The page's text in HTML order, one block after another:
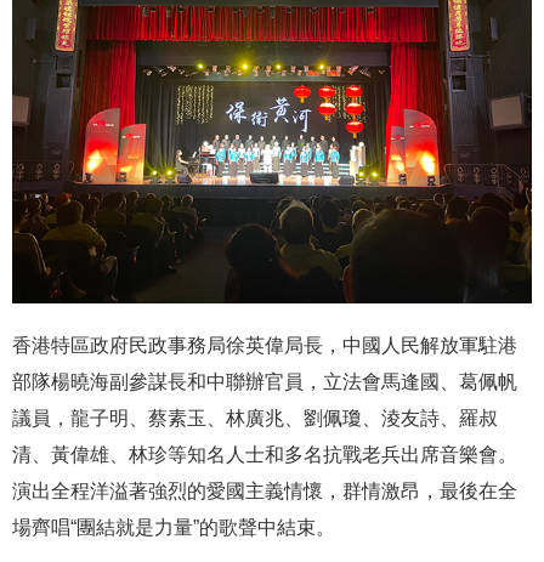
香港特區政府民政事務局徐英偉局長，中國人民解放軍駐港
部隊楊曉海副參謀長和中聯辦官員，立法會馬逢國、葛佩帆
議員，龍子明、蔡素玉、林廣兆、劉佩瓊、淩友詩、羅叔
清、黃偉雄、林珍等知名人士和多名抗戰老兵出席音樂會。
演出全程洋溢著強烈的愛國主義情懷，群情激昂，最後在全
場齊唱“團結就是力量”的歌聲中結束。